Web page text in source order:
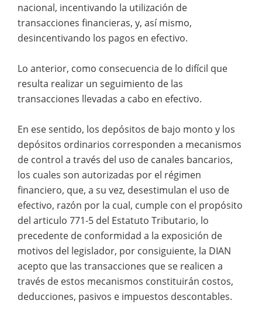
nacional, incentivando la utilización de
transacciones financieras, y, así mismo,
desincentivando los pagos en efectivo.
Lo anterior, como consecuencia de lo difícil que
resulta realizar un seguimiento de las
transacciones llevadas a cabo en efectivo.
En ese sentido, los depósitos de bajo monto y los
depósitos ordinarios corresponden a mecanismos
de control a través del uso de canales bancarios,
los cuales son autorizadas por el régimen
financiero, que, a su vez, desestimulan el uso de
efectivo, razón por la cual, cumple con el propósito
del articulo 771-5 del Estatuto Tributario, lo
precedente de conformidad a la exposición de
motivos del legislador, por consiguiente, la DIAN
acepto que las transacciones que se realicen a
través de estos mecanismos constituirán costos,
deducciones, pasivos e impuestos descontables.